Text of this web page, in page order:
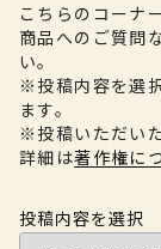
こちらのコーナ
商品へのご質問
い。
※投稿内容を選
ます。
※投稿いただい
詳細は著作権に
投稿内容を選択